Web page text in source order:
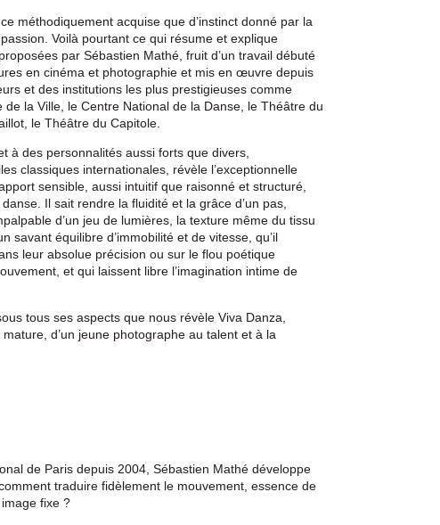
méthodiquement acquise que d’instinct donné par la
Voilà pourtant ce qui résume et explique
par Sébastien Mathé, fruit d’un travail débuté
en cinéma et photographie et mis en œuvre depuis
et des institutions les plus prestigieuses comme
de la Ville, le Centre National de la Danse, le Théâtre du
le Théâtre du Capitole.
à des personnalités aussi forts que divers,
classiques internationales, révèle l’exceptionnelle
sensible, aussi intuitif que raisonné et structuré,
Il sait rendre la fluidité et la grâce d’un pas,
d’un jeu de lumières, la texture même du tissu
savant équilibre d’immobilité et de vitesse, qu’il
leur absolue précision ou sur le flou poétique
et qui laissent libre l’imagination intime de
tous ses aspects que nous révèle Viva Danza,
d’un jeune photographe au talent et à la
de Paris depuis 2004, Sébastien Mathé développe
traduire fidèlement le mouvement, essence de
fixe ?